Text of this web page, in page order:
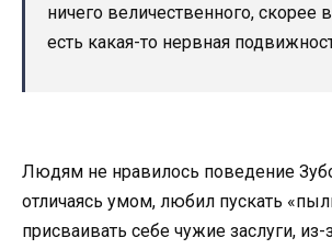
ничего величественного, скорее
есть какая-то нервная
Людям не нравилось поведение
отличаясь умом, любил пускать
присваивать себе чужие заслуги, из-